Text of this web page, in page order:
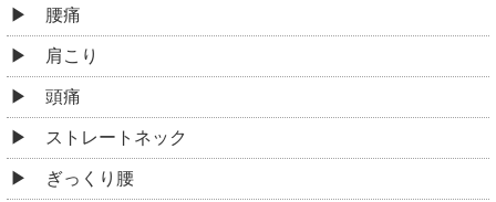
腰痛
肩こり
頭痛
ストレートネック
ぎっくり腰